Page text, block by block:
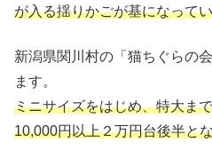
が入る揺りかごが基になって
新潟県関川村の「猫ちぐらの
ます。
ミニサイズをはじめ、特大ま
10,000円以上２万円台後半と